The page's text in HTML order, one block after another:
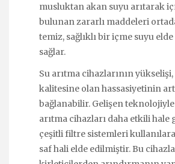
musluktan akan suyu arıtarak
bulunan zararlı maddeleri
temiz, sağlıklı bir içme suyu
sağlar.
Su arıtma cihazlarının
kalitesine olan hassasiyetinin
bağlanabilir. Gelişen
arıtma cihazları daha etkili hale
çeşitli filtre sistemleri
saf hali elde edilmiştir. Bu